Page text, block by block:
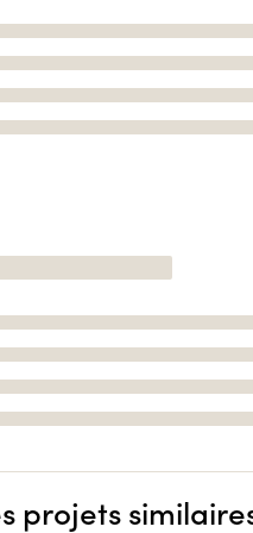
projets